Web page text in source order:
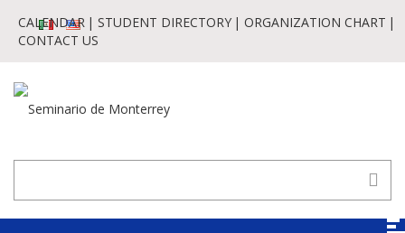
CALENDAR STUDENT DIRECTORY
ORGANIZATION CHART
CONTACT US